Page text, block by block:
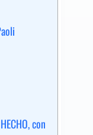
con